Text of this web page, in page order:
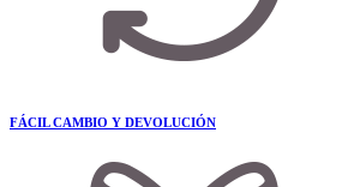
FÁCIL CAMBIO Y DEVOLUCIÓN